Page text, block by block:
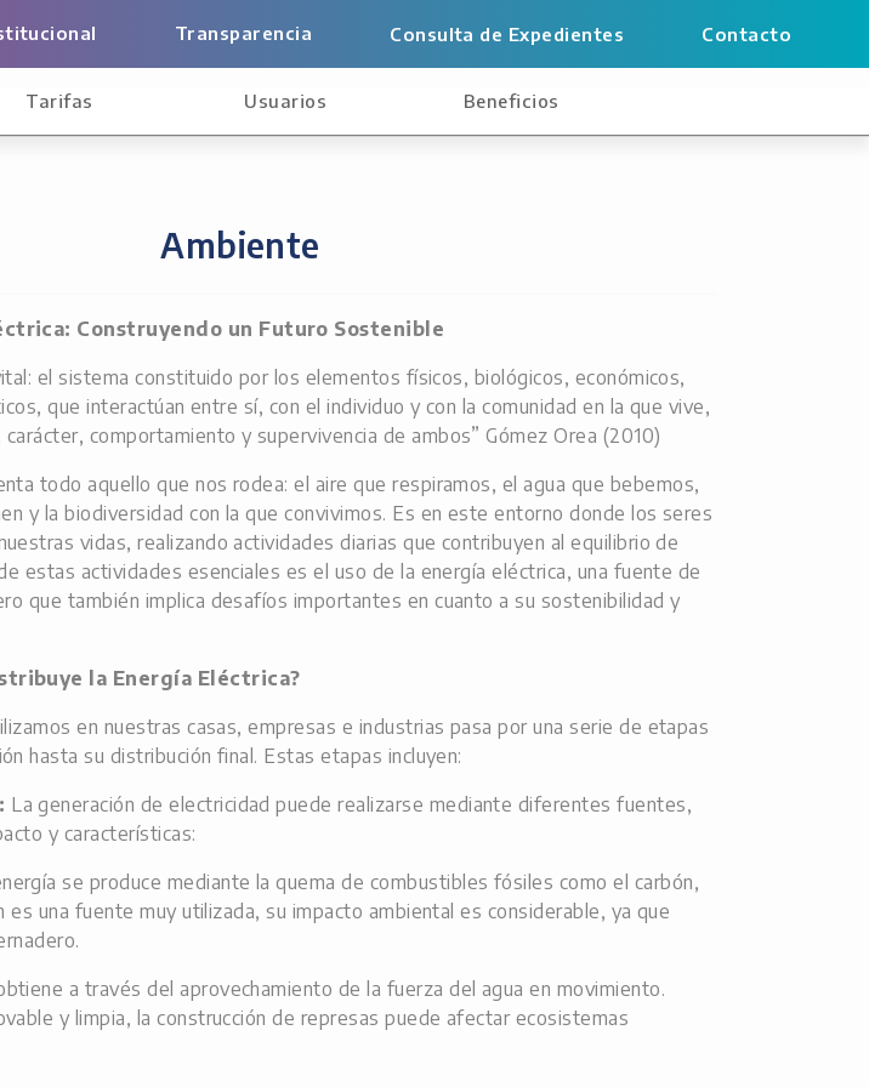
Transparencia Consulta de Expedientes Contacto
Tarifas Usuarios Beneficios
Ambiente
Construyendo un Futuro Sostenible
el sistema constituido por los elementos físicos, biológicos, económicos,
que interactúan entre sí, con el individuo y con la comunidad en la que vive,
comportamiento y supervivencia de ambos” Gómez Orea (2010)
todo aquello que nos rodea: el aire que respiramos, el agua que bebemos,
y la biodiversidad con la que convivimos. Es en este entorno donde los seres
vidas, realizando actividades diarias que contribuyen al equilibrio de
estas actividades esenciales es el uso de la energía eléctrica, una fuente de
que también implica desafíos importantes en cuanto a su sostenibilidad y
la Energía Eléctrica?
en nuestras casas, empresas e industrias pasa por una serie de etapas
hasta su distribución final. Estas etapas incluyen:
La generación de electricidad puede realizarse mediante diferentes fuentes,
y características:
se produce mediante la quema de combustibles fósiles como el carbón,
es una fuente muy utilizada, su impacto ambiental es considerable, ya que
a través del aprovechamiento de la fuerza del agua en movimiento.
y limpia, la construcción de represas puede afectar ecosistemas